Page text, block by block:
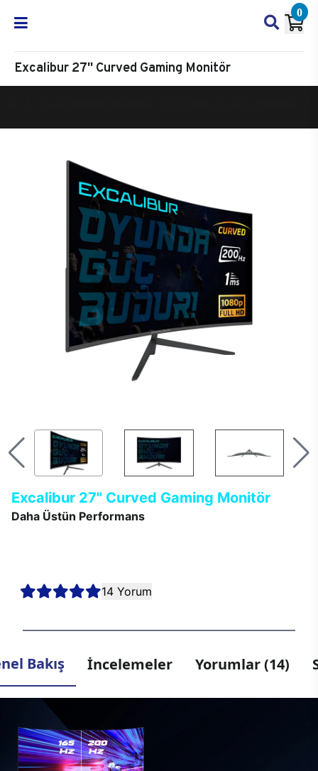
0
Excalibur 27'' Curved Gaming Monitör
Excalibur 27'' Curved Gaming Monitör
Daha Üstün Performans
14 Yorum
Bakış İncelemeler Yorumlar (14)